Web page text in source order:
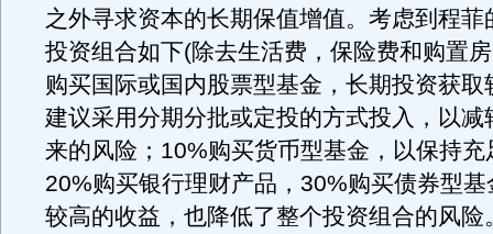
之外寻求资本的长期保值增值。考虑到程菲
投资组合如下(除去生活费，保险费和购置
购买国际或国内股票型基金，长期投资获取
建议采用分期分批或定投的方式投入，以减
来的风险；10%购买货币型基金，以保持充
20%购买银行理财产品，30%购买债券型
较高的收益，也降低了整个投资组合的风险